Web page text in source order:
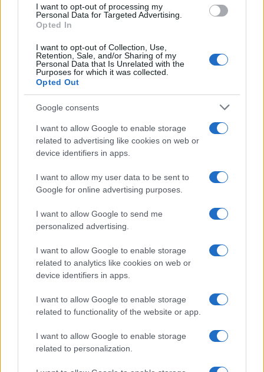
I want to opt-out of processing my
Personal Data for Targeted Advertising.
Opted In
I want to opt-out of Collection, Use,
Retention, Sale, and/or Sharing of my
Personal Data that Is Unrelated with the
Purposes for which it was collected.
Opted Out
Google consents
I want to allow Google to enable storage
related to advertising like cookies on web or
device identifiers in apps.
I want to allow my user data to be sent to
Google for online advertising purposes.
I want to allow Google to send me
personalized advertising.
I want to allow Google to enable storage
related to analytics like cookies on web or
device identifiers in apps.
I want to allow Google to enable storage
related to functionality of the website or app.
I want to allow Google to enable storage
related to personalization.
#sjedenje